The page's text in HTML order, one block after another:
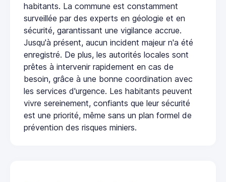
habitants. La commune est constamment
surveillée par des experts en géologie et en
sécurité, garantissant une vigilance accrue.
Jusqu'à présent, aucun incident majeur n'a été
enregistré. De plus, les autorités locales sont
prêtes à intervenir rapidement en cas de
besoin, grâce à une bonne coordination avec
les services d'urgence. Les habitants peuvent
vivre sereinement, confiants que leur sécurité
est une priorité, même sans un plan formel de
prévention des risques miniers.